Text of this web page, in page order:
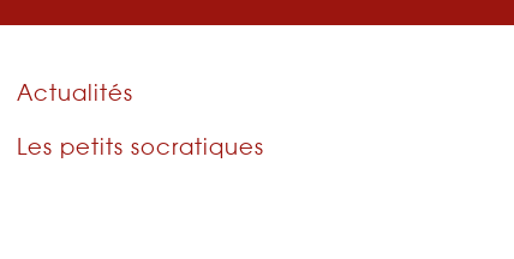
Actualités
Les petits socratiques